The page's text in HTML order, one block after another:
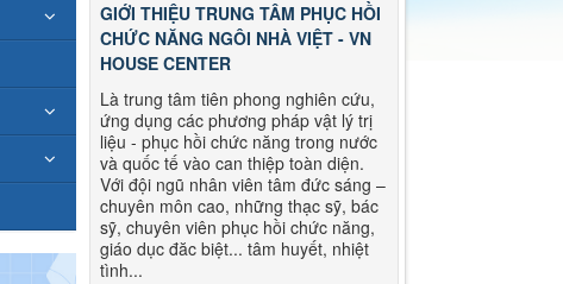
GIỚI THIỆU TRUNG TÂM PHỤC HỒI
CHỨC NĂNG NGÔI NHÀ VIỆT - VN
HOUSE CENTER
Là trung tâm tiên phong nghiên cứu,
ứng dụng các phương pháp vật lý trị
liệu - phục hồi chức năng trong nước
và quốc tế vào can thiệp toàn diện.
Với đội ngũ nhân viên tâm đức sáng –
chuyên môn cao, những thạc sỹ, bác
sỹ, chuyên viên phục hồi chức năng,
giáo dục đăc biệt... tâm huyết, nhiệt
tình...